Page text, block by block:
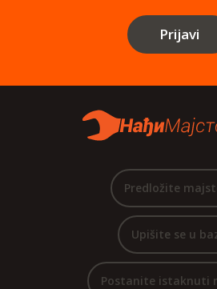
Prijavi
Predložite
Upišite se u
Postanite istaknuti